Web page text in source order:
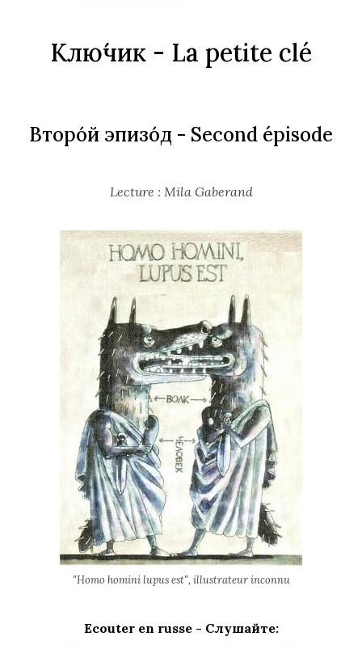
Клю́чик - La petite clé
Второ́й эпизо́д - Second épisode
Lecture : Mila Gaberand
"Homo homini lupus est", illustrateur inconnu
Ecouter en russe - Слушайте: